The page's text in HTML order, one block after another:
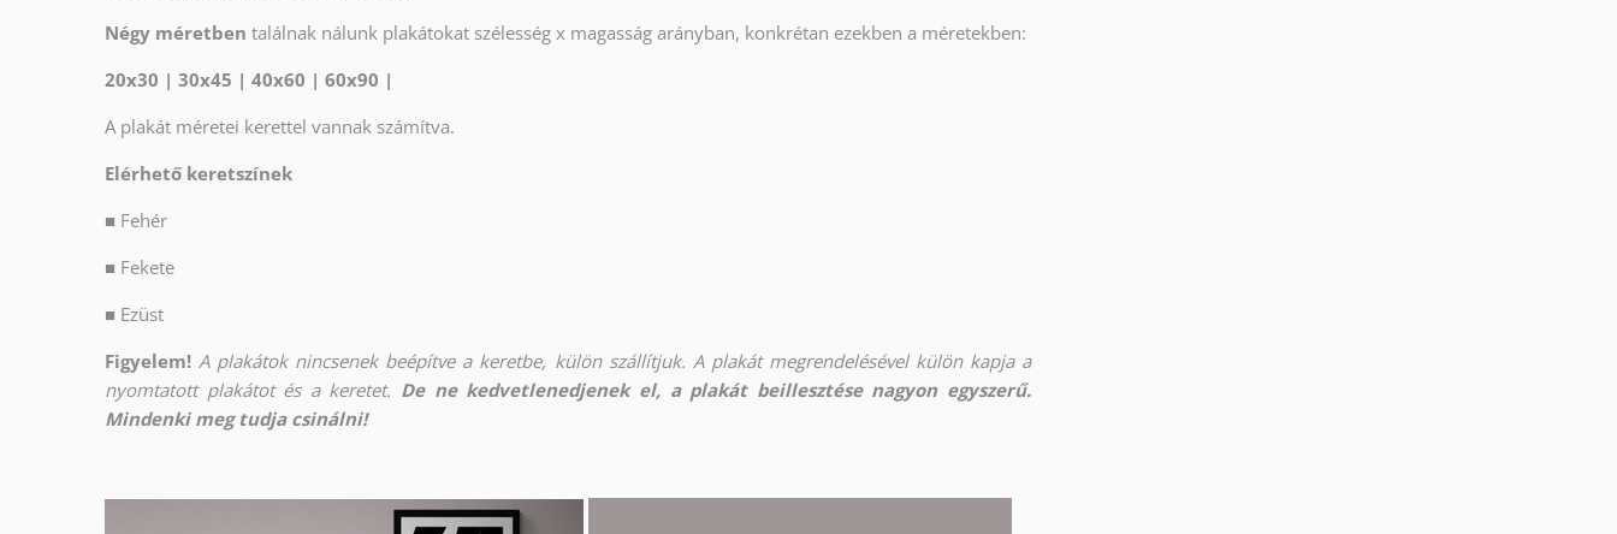
Négy méretben találnak nálunk plakátokat szélesség x magasság arányban, konkrétan ezekben a méretekben:
20x30 | 30x45 | 40x60 | 60x90 |
A plakát méretei kerettel vannak számítva.
Elérhető keretszínek
■ Fehér
■ Fekete
■ Ezüst
Figyelem! A plakátok nincsenek beépítve a keretbe, külön szállítjuk. A plakát megrendelésével külön kapja a
nyomtatott plakátot és a keretet. De ne kedvetlenedjenek el, a plakát beillesztése nagyon egyszerű.
Mindenki meg tudja csinálni!